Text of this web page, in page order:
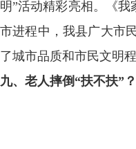
明”活动精彩亮相。《
市进程中，我县广大市
了城市品质和市民文明
九、老人摔倒“扶不扶”